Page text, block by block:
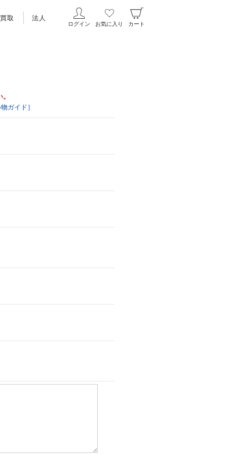
買取 法人
ログイン お気に入り カート
ガイド］